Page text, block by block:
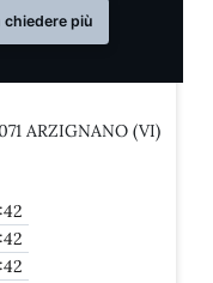
chiedere più
ARZIGNANO (VI)